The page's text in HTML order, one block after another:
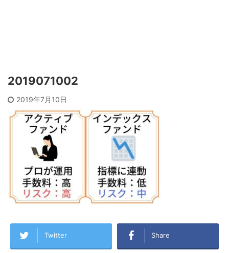
2019071002
2019年7月10日
Twitter Share